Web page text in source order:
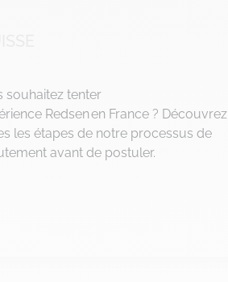
souhaitez tenter
Redsenen France ? Découvrez
les étapes de notre processus de
avant de postuler.
VOIR L'OFFRE